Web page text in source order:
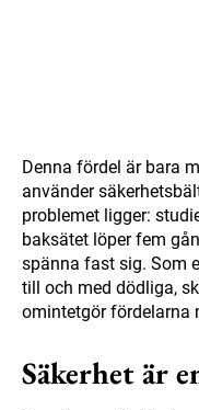
Denna fördel är bara
använder
problemet ligger:
baksätet löper fem
spänna fast sig. Som
till och med dödliga,
omintetgör fördelarna
Säkerhet är